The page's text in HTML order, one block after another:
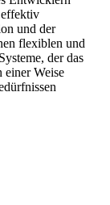
und der
flexiblen und
der das
einer Weise